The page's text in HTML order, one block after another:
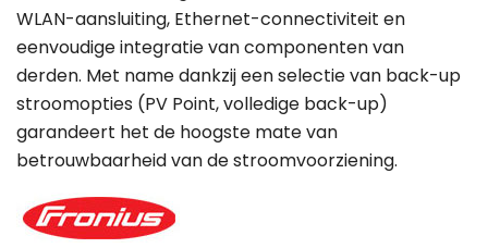
WLAN-aansluiting, Ethernet-connectiviteit en
eenvoudige integratie van componenten van
derden. Met name dankzij een selectie van back-up
stroomopties (PV Point, volledige back-up)
garandeert het de hoogste mate van
betrouwbaarheid van de stroomvoorziening.